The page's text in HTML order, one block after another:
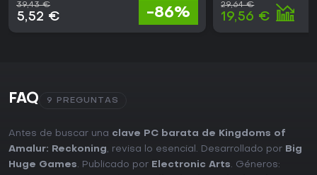
39,43 €
5,52 € -86%
29,64 €
19,56 €
FAQ 9 PREGUNTAS
Antes de buscar una clave PC barata de Kingdoms of
Amalur: Reckoning, revisa lo esencial. Desarrollado por Big
Huge Games. Publicado por Electronic Arts. Géneros: